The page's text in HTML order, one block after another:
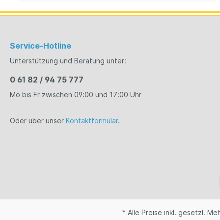
sowie, Kubebenpfeffer, Wacholderbeeren,
Gurken und bulgarischen Rosenblättern die Zutaten,
verleihen und ihn von anderen Gins abheben.
Service-Hotline
Unterstützung und Beratung unter:
0 61 82 / 94 75 777
Mo bis Fr zwischen 09:00 und 17:00 Uhr
Oder über unser Kontaktformular.
* Alle Preise inkl. gesetzl.